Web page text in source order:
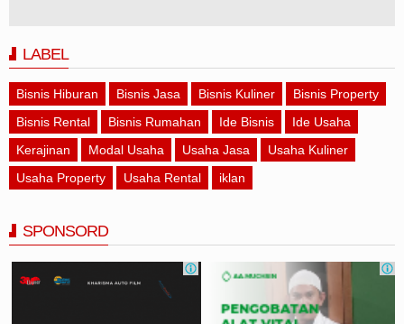
LABEL
Bisnis Hiburan Bisnis Jasa Bisnis Kuliner
Bisnis Property
Bisnis Rental
Bisnis Rumahan Ide Bisnis
Ide Usaha
Kerajinan
Modal Usaha Usaha Jasa
Usaha Kuliner
Usaha Property
Usaha Rental iklan
SPONSORD